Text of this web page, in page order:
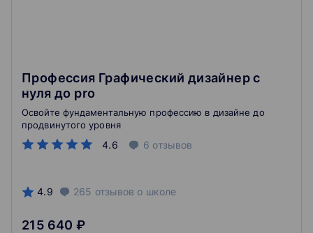
Профессия Графический дизайнер с
нуля до pro
4.6 6 отзывов
Освойте фундаментальную профессию в дизайне до
продвинутого уровня
4.9 265 отзывов о школе
215 640 ₽